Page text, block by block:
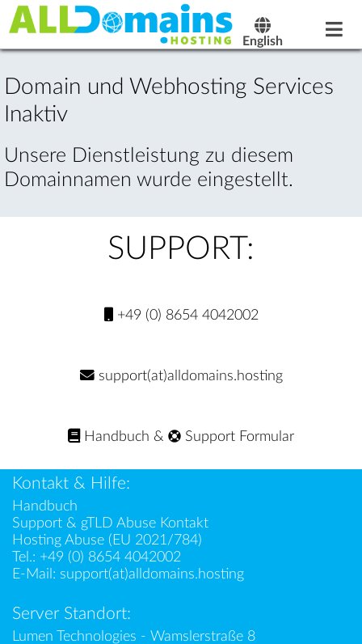
English
Domain und Webhosting Services
Inaktiv
Unsere Dienstleistung zu diesem
Domainnamen wurde eingestellt.
SUPPORT:
+49 (0) 8654 4042002
support(at)alldomains.hosting
Handbuch & Support Formular
Kontakt & Hilfe:
Handbuch
Support & gTLD Abuse Kontakt
Hosting Abuse (EU 2021/784)
Tel.: +49 (0) 8654 4042002
E-Mail: support(at)alldomains.hosting
Server Standort:
Lumen Technologies - Wamslerstraße 8